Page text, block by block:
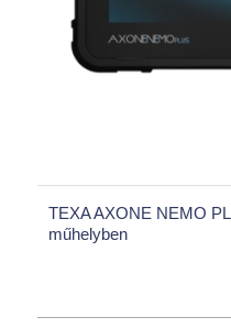
TEXA AXONE NEMO
műhelyben